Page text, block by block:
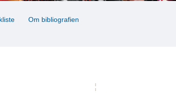
Om bibliografien